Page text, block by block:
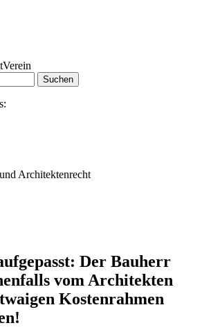
Architektenrecht
Der Bauherr
vom Architekten
Kostenrahmen